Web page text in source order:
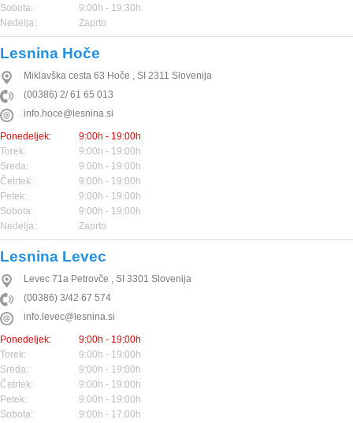
Sobota:
9:00h - 19:30h
Nedelja:
Zaprto
Lesnina Hoče
Miklavška cesta 63 Hoče , SI 2311 Slovenija
(00386) 2/ 61 65 013
info.hoce@lesnina.si
Ponedeljek:
9:00h - 19:00h
Torek:
9:00h - 19:00h
Sreda:
9:00h - 19:00h
Četrtek:
9:00h - 19:00h
Petek:
9:00h - 19:00h
Sobota:
9:00h - 19:00h
Nedelja:
Zaprto
Lesnina Levec
Levec 71a Petrovče , SI 3301 Slovenija
(00386) 3/42 67 574
info.levec@lesnina.si
Ponedeljek:
9:00h - 19:00h
Torek:
9:00h - 19:00h
Sreda:
9:00h - 19:00h
Četrtek:
9:00h - 19:00h
Petek:
9:00h - 19:00h
Sobota:
9:00h - 17:00h